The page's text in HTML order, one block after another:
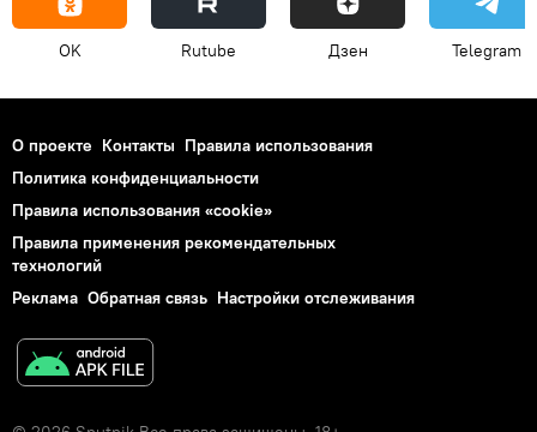
OK Rutube Дзен Telegram
О проекте Контакты Правила использования
Политика конфиденциальности
Правила использования «cookie»
Правила применения рекомендательных
технологий
Реклама Обратная связь Настройки отслеживания